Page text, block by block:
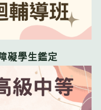
礙學生鑑定